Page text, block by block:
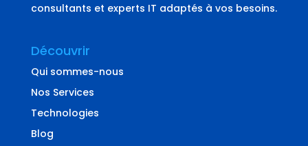
consultants et experts IT adaptés à vos besoins.
Découvrir
Qui sommes-nous
Nos Services
Technologies
Blog